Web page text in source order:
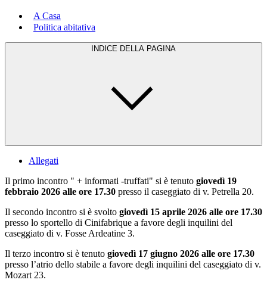
A Casa
Politica abitativa
INDICE DELLA PAGINA
Allegati
Il primo incontro " + informati -truffati" si è tenuto giovedì 19
febbraio 2026 alle ore 17.30 presso il caseggiato di v. Petrella 20.
Il secondo incontro si è svolto giovedì 15 aprile 2026 alle ore 17.30
presso lo sportello di Cinifabrique a favore degli inquilini del
caseggiato di v. Fosse Ardeatine 3.
Il terzo incontro si è tenuto giovedì 17 giugno 2026 alle ore 17.30
presso l’atrio dello stabile a favore degli inquilini del caseggiato di v.
Mozart 23.